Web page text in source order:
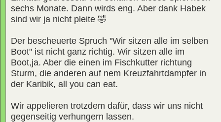
sechs Monate. Dann wirds eng. Aber dank Habek
sind wir ja nicht pleite 🤣
Der bescheuerte Spruch "Wir sitzen alle im selben
Boot" ist nicht ganz richtig. Wir sitzen alle im
Boot,ja. Aber die einen im Fischkutter richtung
Sturm, die anderen auf nem Kreuzfahrtdampfer in
der Karibik, all you can eat.
Wir appelieren trotzdem dafür, dass wir uns nicht
gegenseitig verhungern lassen.